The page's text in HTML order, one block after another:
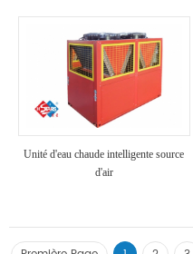
Unité d'eau chaude intelligente source
d'air